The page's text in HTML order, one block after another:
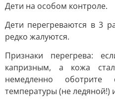
Дети на особом контроле.
Дети перегреваются в 3
редко жалуются.
Признаки перегрева:
капризным, а кожа
немедленно
температуры (не ледяной!)